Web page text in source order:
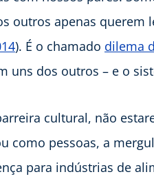
outros apenas querem
). É o chamado dilema
uns dos outros – e o
cultural, não
como pessoas, a
para indústrias de